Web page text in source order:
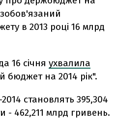
в 2013 році 16 млрд
16 січня ухвалила
на 2014 рік".
становлять 395,304
- 462,211 млрд гривень.